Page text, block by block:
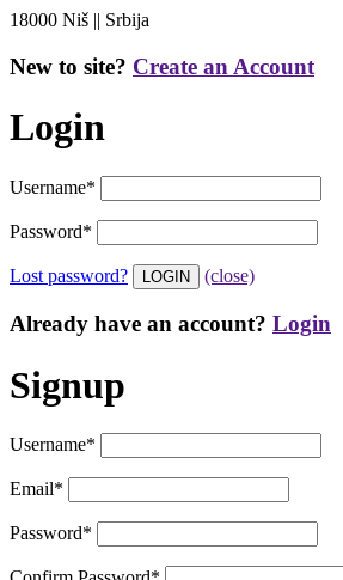
18000 Niš || Srbija
New to site? Create an Account
Login
Username*
Password*
Lost password? (close)
Already have an account? Login
Signup
Username*
Email*
Password*